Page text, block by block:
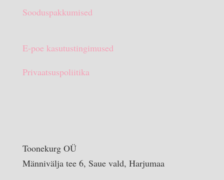
Sooduspakkumised
E-poe kasutustingimused
Privaatsuspoliitika
Toonekurg OÜ
Männivälja tee 6, Saue vald, Harjumaa